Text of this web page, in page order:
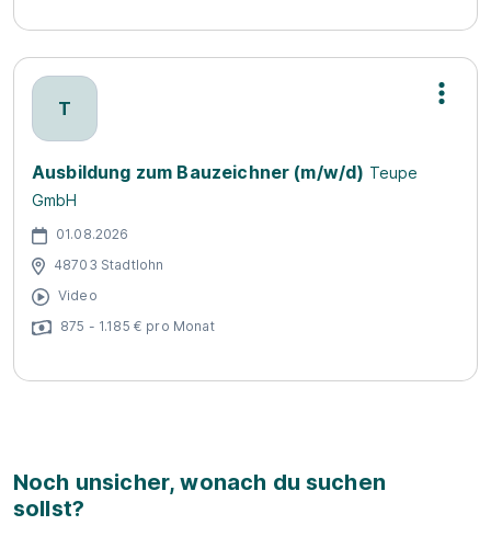
T
Ausbildung zum Bauzeichner (m/w/d) Teupe
GmbH
01.08.2026
48703 Stadtlohn
Video
875 - 1.185 € pro Monat
Noch unsicher, wonach du suchen
sollst?